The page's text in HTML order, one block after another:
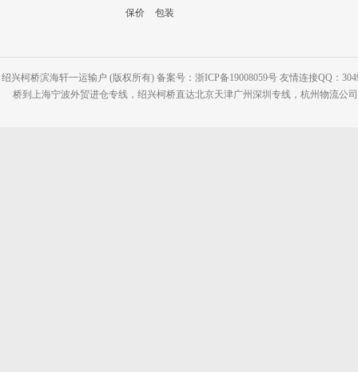
保价
包装
绍兴柯桥滨海轩一运输户 (版权所有) 备案号：浙ICP备19008059号 友情连接QQ：
桥到上海宁波外贸进仓专线，绍兴柯桥直达北京天津广州深圳专线，杭州物流公